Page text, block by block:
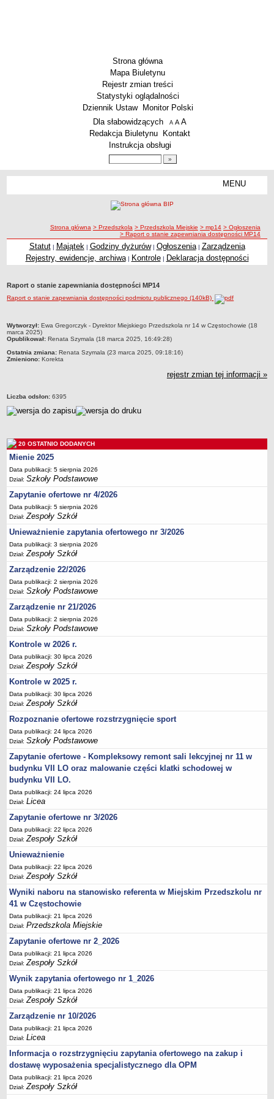
Strona główna
Mapa Biuletynu
Rejestr zmian treści
Statystyki oglądalności
Dziennik Ustaw
Monitor Polski
Menu dodatkowe
Dla słabowidzących A pomniejsz czcionkę
A standardowy rozmiar czcionki
A
Redakcja Biuletynu
Kontakt
Instrukcja obsługi
MENU
Zespoły Szkół
Techniczne Zakłady Naukowe
Przedszkola Miejskie
ARCHIWUM SZKÓŁ I PLACÓWEK
Przekształcone szkoły i placówki
SPECJALNE OŚRODKI SZKOLNO-WYCHOWAWCZE
Dane podstawowe
Majątek
Ogłoszenie
Zarządzenia
Kontrole
Rejestry, ewidencje, archiwa
Sprawozdania
Deklaracja dostępności
PORADNIE PSYCHOLOGICZNO-PEDAGOGICZNE
Zespół Poradni
BIURO FINANSÓW OŚWIATY
Dane podstawowe
Statut
Majątek
Godziny dyżurów
Ogłoszenia
Zarządzenia
Rejestry, ewidencje, archiwa
Kontrole
PONOWNE WYKORZYSTYWANIE
Sprawozdania
Deklaracja dostępności
OŚWIADCZENIA MAJĄTKOWE
PONOWNE WYKORZYSTYWANIE
OCHRONA DANYCH OSOBOWYCH
ścieżka nawigacji
Strona główna > Przedszkola > Przedszkola Miejskie > mp14 > Ogłoszenia
> Raport o stanie zapewniania dostępności MP14
Statut| Majątek | Godziny dyżurów| Ogłoszenia| Zarządzenia
Rejestry, ewidencje, archiwa| Kontrole| Deklaracja dostępności
Raport o stanie zapewniania dostępności MP14
Raport o stanie zapewniania dostępności podmiotu publicznego (140kB)
metryczka
Wytworzył: Ewa Gregorczyk - Dyrektor Miejskiego Przedszkola nr 14 w Częstochowie (18
marca 2025)
Opublikował: Renata Szymala (18 marca 2025, 16:49:28)
Ostatnia zmiana: Renata Szymala (23 marca 2025, 09:18:16)
Zmieniono: Korekta
rejestr zmian tej informacji »
Liczba odsłon: 6395
20 OSTATNIO DODANYCH
Mienie 2025
Data publikacji: 5 sierpnia 2026
Dział:Szkoły Podstawowe
Zapytanie ofertowe nr 4/2026
Data publikacji: 5 sierpnia 2026
Dział:Zespoły Szkół
Unieważnienie zapytania ofertowego nr 3/2026
Data publikacji: 3 sierpnia 2026
Dział:Zespoły Szkół
Zarządzenie 22/2026
Data publikacji: 2 sierpnia 2026
Dział:Szkoły Podstawowe
Zarządzenie nr 21/2026
Data publikacji: 2 sierpnia 2026
Dział:Szkoły Podstawowe
Kontrole w 2026 r.
Data publikacji: 30 lipca 2026
Dział:Zespoły Szkół
Kontrole w 2025 r.
Data publikacji: 30 lipca 2026
Dział:Zespoły Szkół
Rozpoznanie ofertowe rozstrzygnięcie sport
Data publikacji: 24 lipca 2026
Dział:Szkoły Podstawowe
Zapytanie ofertowe - Kompleksowy remont sali lekcyjnej nr 11 w
budynku VII LO oraz malowanie części klatki schodowej w
budynku VII LO.
Data publikacji: 24 lipca 2026
Dział:Licea
Zapytanie ofertowe nr 3/2026
Data publikacji: 22 lipca 2026
Dział:Zespoły Szkół
Unieważnienie
Data publikacji: 22 lipca 2026
Dział:Zespoły Szkół
Wyniki naboru na stanowisko referenta w Miejskim Przedszkolu nr
41 w Częstochowie
Data publikacji: 21 lipca 2026
Dział:Przedszkola Miejskie
Zapytanie ofertowe nr 2_2026
Data publikacji: 21 lipca 2026
Dział:Zespoły Szkół
Wynik zapytania ofertowego nr 1_2026
Data publikacji: 21 lipca 2026
Dział:Zespoły Szkół
Zarządzenie nr 10/2026
Data publikacji: 21 lipca 2026
Dział:Licea
Informacja o rozstrzygnięciu zapytania ofertowego na zakup i
dostawę wyposażenia specjalistycznego dla OPM
Data publikacji: 21 lipca 2026
Dział:Zespoły Szkół